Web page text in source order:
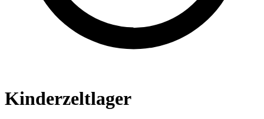
Kinderzeltlager